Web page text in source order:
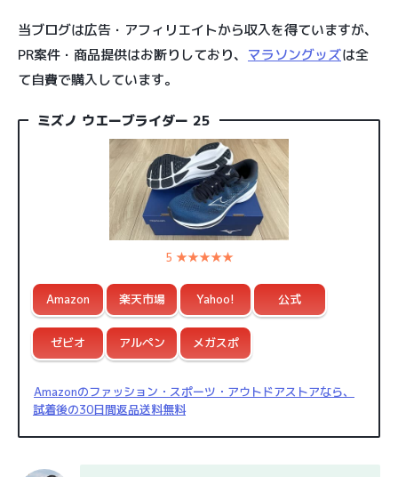
当ブログは広告・アフィリエイトから収入を得ていますが、
PR案件・商品提供はお断りしており、 マラソングッズは全
て自費で購入しています。
ミズノ ウエーブライダー 25
5 ★★★★★
Amazon 楽天市場 Yahoo! 公式
ゼビオ アルペン メガスポ
Amazonのファッション・スポーツ・アウトドアストアなら、
試着後の30日間返品送料無料